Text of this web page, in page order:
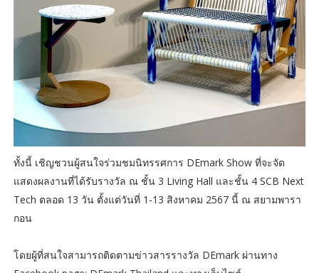
ทั้งนี้ เชิญชวนผู้สนใจร่วมชมนิทรรศการ DEmark Show ที่จะจัด
แสดงผลงานที่ได้รับรางวัล ณ ชั้น 3 Living Hall และชั้น 4 SCB Next
Tech ตลอด 13 วัน ตั้งแต่วันที่ 1-13 สิงหาคม 2567 นี้ ณ สยามพารา
กอน
โดยผู้ที่สนใจสามารถติดตามข่าวสารรางวัล DEmark ผ่านทาง